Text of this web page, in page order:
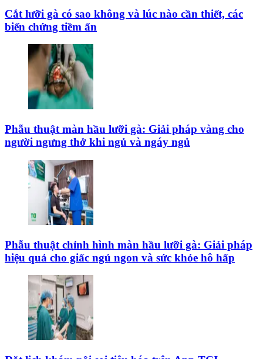
Cắt lưỡi gà có sao không và lúc nào cần thiết, các
biến chứng tiềm ẩn
Phẫu thuật màn hầu lưỡi gà: Giải pháp vàng cho
người ngưng thở khi ngủ và ngáy ngủ
Phẫu thuật chỉnh hình màn hầu lưỡi gà: Giải pháp
hiệu quả cho giấc ngủ ngon và sức khỏe hô hấp